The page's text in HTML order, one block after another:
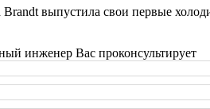
Brandt выпустила свои первые
инженер Вас проконсультирует